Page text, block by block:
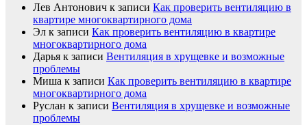
Лев Антонович к записи Как проверить вентиляцию в
квартире многоквартирного дома
Эл к записи Как проверить вентиляцию в квартире
многоквартирного дома
Дарья к записи Вентиляция в хрущевке и возможные
проблемы
Миша к записи Как проверить вентиляцию в квартире
многоквартирного дома
Руслан к записи Вентиляция в хрущевке и возможные
проблемы